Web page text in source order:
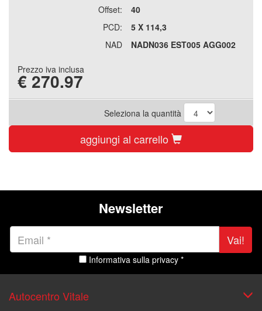
Offset:
40
PCD:
5 X 114,3
NAD
NADN036 EST005 AGG002
Prezzo iva inclusa
€ 270.97
Seleziona la quantità
aggiungi al carrello
Newsletter
Vai!
Informativa sulla privacy *
Autocentro Vitale